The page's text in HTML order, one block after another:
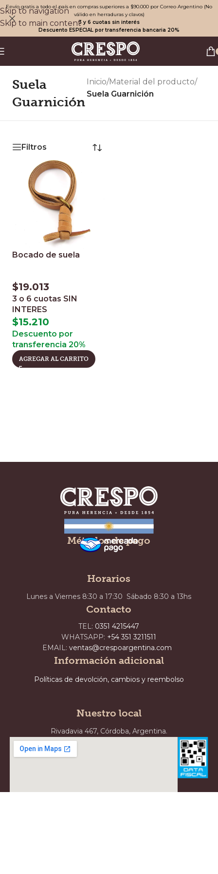
Skip to navigation
Skip to main content
Envío gratis a todo el país en compras superiores a $90.000 por Correo Argentino (No
válido en herraduras y clavos)
3 y 6 cuotas sin interés
Descuento ESPECIAL por transferencia bancaria 20%
Suela
Guarnición
Inicio/Material del producto/
Suela Guarnición
Filtros
Bocado de suela
$19.013
3 o 6 cuotas SIN
INTERES
$15.210
Descuento por
transferencia 20%
AGREGAR AL CARRITO
Horarios
Lunes a Viernes 8:30 a 17:30 Sábado 8:30 a 13hs
Contacto
TEL: 0351 4215447
WHATSAPP: +54 351 3211511
EMAIL: ventas@crespoargentina.com
Información adicional
Políticas de devolción, cambios y reembolso
Métodos de pago
Nuestro local
Rivadavia 467, Córdoba, Argentina.